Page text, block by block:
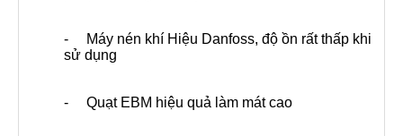
- Máy nén khí Hiệu Danfoss, độ ồn rất thấp khi
sử dụng
- Quạt EBM hiệu quả làm mát cao